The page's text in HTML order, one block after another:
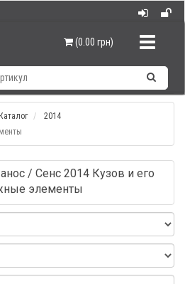
(0.00 грн)
Каталог
2014
/ Сенс 2014 Кузов и его
элементы